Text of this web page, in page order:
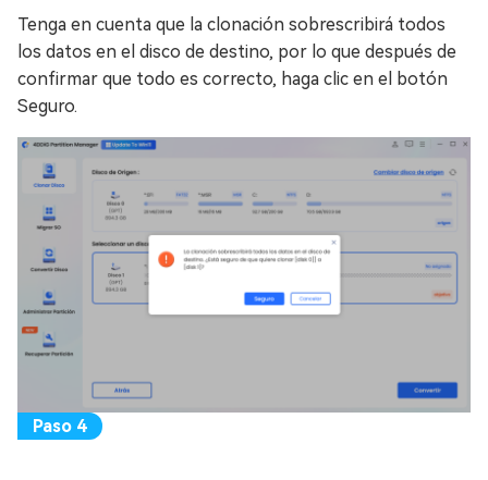
Tenga en cuenta que la clonación sobrescribirá todos
los datos en el disco de destino, por lo que después de
confirmar que todo es correcto, haga clic en el botón
Seguro.